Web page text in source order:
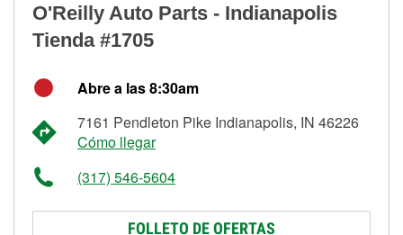
O'Reilly Auto Parts - Indianapolis
Tienda #1705
Abre a las 8:30am
7161 Pendleton Pike Indianapolis, IN 46226
Cómo llegar
(317) 546-5604
FOLLETO DE OFERTAS